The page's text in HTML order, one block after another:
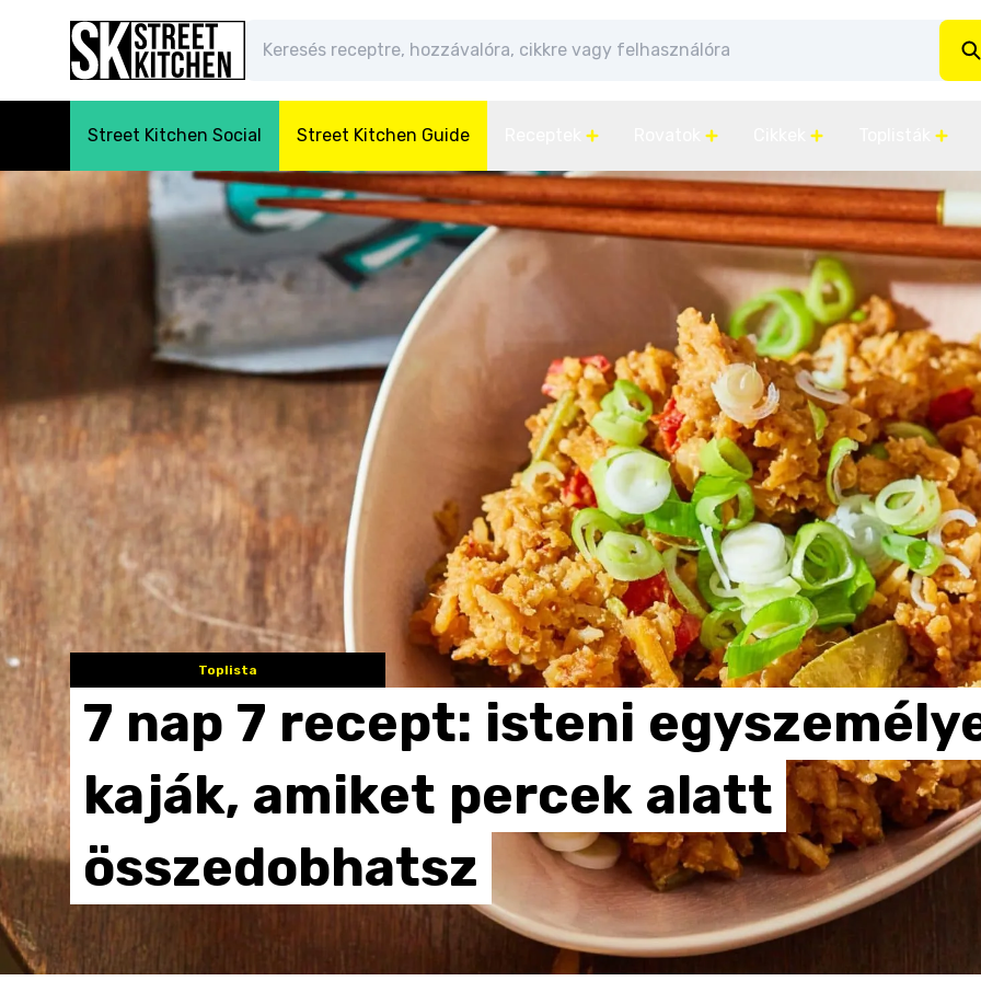
Street Kitchen Social Street Kitchen Guide
Toplista
7 nap 7 recept: isteni
kaják, amiket percek alatt
összedobhatsz